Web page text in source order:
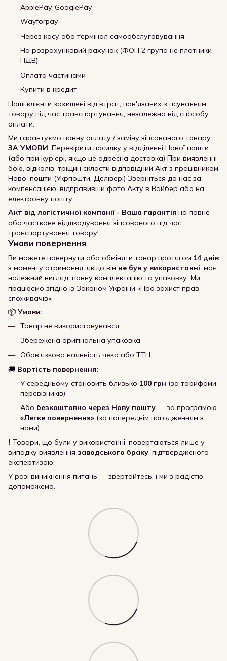
ApplePay, GooglePay
Wayforpay
Через касу або термінал самообслуговування
На розрахунковий рахунок (ФОП 2 група не платники
ПДВ)
Оплата частинами
Купити в кредит
Наші клієнти захищені від втрат, пов'язаних з псуванням
товару під час транспортування, незалежно від способу
оплати.
Ми гарантуємо повну оплату / заміну зіпсованого товару
ЗА УМОВИ: Перевірити посилку у відділенні Нової пошти
(або при кур'єрі, якщо це адресна доставка) При виявленні
бою, відколів, тріщин скласти відповідний Акт з працівником
Нової пошти (Укрпошти, Делівері) Зверніться до нас за
компенсацією, відправивши фото Акту в Вайбер або на
електронну пошту.
Акт від логістичної компанії - Ваша гарантія на повне
або часткове відшкодування зіпсованого під час
транспортування товару!
Умови повернення
Ви можете повернути або обміняти товар протягом 14 днів
з моменту отримання, якщо він не був у використанні, має
належний вигляд, повну комплектацію та упаковку. Ми
працюємо згідно із Законом України «Про захист прав
споживачів».
📦 Умови:
Товар не використовувався
Збережена оригінальна упаковка
Обов’язкова наявність чека або ТТН
🚚 Вартість повернення:
У середньому становить близько 100 грн (за тарифами
перевізників)
Або безкоштовно через Нову пошту — за програмою
«Легке повернення» (за попереднім погодженням з
нами)
❗ Товари, що були у використанні, повертаються лише у
випадку виявлення заводського браку, підтвердженого
експертизою.
У разі виникнення питань — звертайтесь, і ми з радістю
допоможемо.